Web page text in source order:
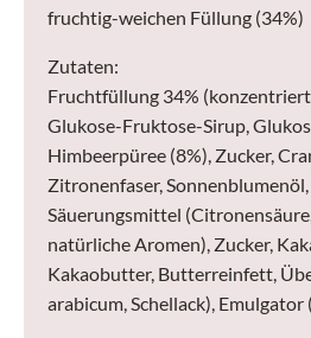
fruchtig-weichen Füllung (34%)
Zutaten:
Fruchtfüllung 34%
Glukose-Fruktose-Sirup,
Himbeerpüree (8%), Zucker,
Zitronenfaser,
Säuerungsmittel
natürliche Aromen), Zucker,
Kakaobutter, Butterreinfett,
arabicum, Schellack), Emulgator